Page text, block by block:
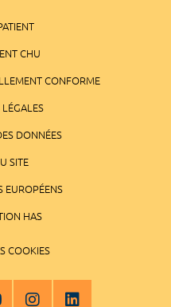
CHU
CONFORME
DONNÉES
SITE
EUROPÉENS
HAS
COOKIES